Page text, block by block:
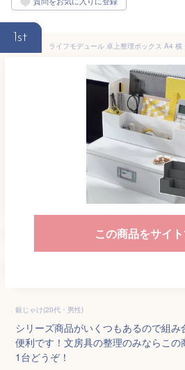
1st
この商品をサイ
銀じゃけ(20代・男性)
シリーズ商品がいくつもあるので組み
便利です！文房具の整理のみならこの
1台どうぞ！